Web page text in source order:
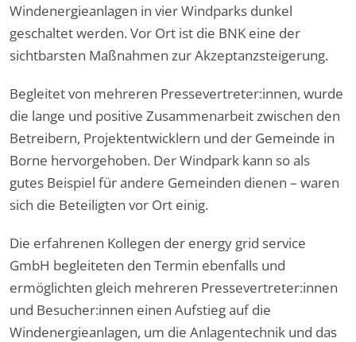
Windenergieanlagen in vier Windparks dunkel
geschaltet werden. Vor Ort ist die BNK eine der
sichtbarsten Maßnahmen zur Akzeptanzsteigerung.
Begleitet von mehreren Pressevertreter:innen, wurde
die lange und positive Zusammenarbeit zwischen den
Betreibern, Projektentwicklern und der Gemeinde in
Borne hervorgehoben. Der Windpark kann so als
gutes Beispiel für andere Gemeinden dienen – waren
sich die Beteiligten vor Ort einig.
Die erfahrenen Kollegen der energy grid service
GmbH begleiteten den Termin ebenfalls und
ermöglichten gleich mehreren Pressevertreter:innen
und Besucher:innen einen Aufstieg auf die
Windenergieanlagen, um die Anlagentechnik und das